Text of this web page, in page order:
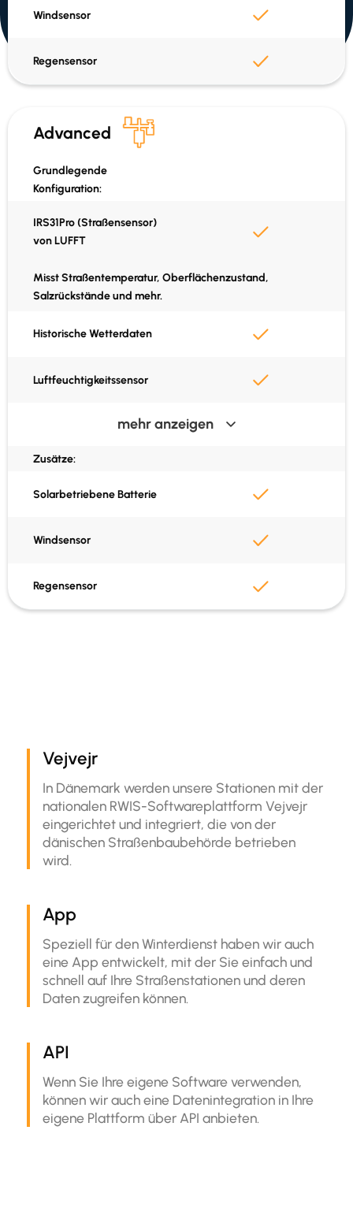
Eingebautes GPS
Daten in Vejvejr
Cordulus Road App
API-Einbindung
Windsensor
Regensensor
Advanced
Grundlegende
Konfiguration:
IRS31Pro (Straßensensor)
von LUFFT
Misst Straßentemperatur, Oberflächenzustand,
Salzrückstände und mehr.
Historische Wetterdaten
Luftfeuchtigkeitssensor
Lufttemperatursensor
Daten in Vejvejr
mehr anzeigen
Zusätze:
Solarbetriebene Batterie
Windsensor
Regensensor
Vejvejr
In Dänemark werden unsere Stationen mit der
nationalen RWIS-Softwareplattform Vejvejr
eingerichtet und integriert, die von der
dänischen Straßenbaubehörde betrieben
wird.
App
Speziell für den Winterdienst haben wir auch
eine App entwickelt, mit der Sie einfach und
schnell auf Ihre Straßenstationen und deren
Daten zugreifen können.
API
Wenn Sie Ihre eigene Software verwenden,
können wir auch eine Datenintegration in Ihre
eigene Plattform über API anbieten.